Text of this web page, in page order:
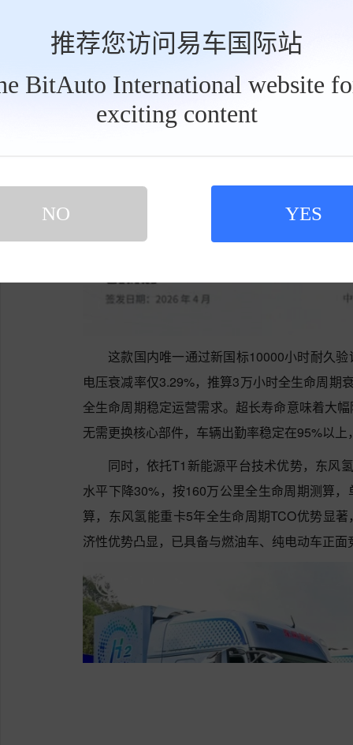
推荐您访问易车国际站
BitAuto International website
exciting content
NO YES
这款国内唯一通过新国标10000小时耐久
电压衰减率仅3.29%，推算3万小时全生命周期
全生命周期稳定运营需求。超长寿命意味着大
无需更换核心部件，车辆出勤率稳定在95%以
同时，依托T1新能源平台技术优势，东风
水平下降30%，按160万公里全生命周期测算
算，东风氢能重卡5年全生命周期TCO优势显
济性优势凸显，已具备与燃油车、纯电动车正面